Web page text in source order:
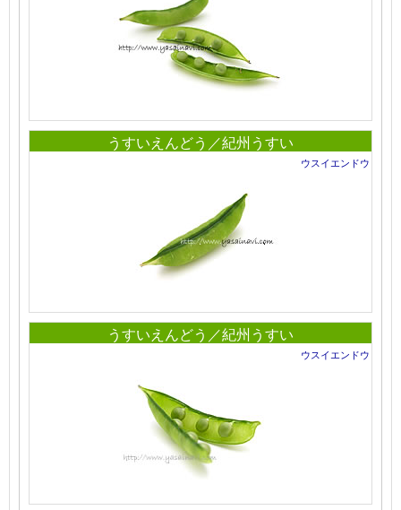
うすいえんどう／紀州うすい
ウスイエンドウ
うすいえんどう／紀州うすい
ウスイエンドウ